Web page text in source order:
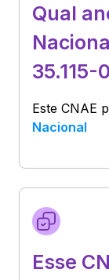
Qual
35.115-
Este CNAE
Nacional
Esse